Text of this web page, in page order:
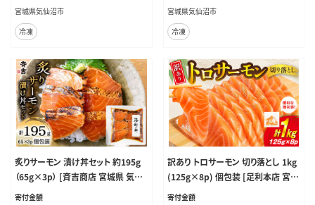
ィックサーモン 真空包装
宮城県気仙沼市
冷凍
切身 シャケ 切り身 サーモン切り身
訳アリ わけあり 簡易包装 家庭用 冷
凍
宮城県気仙沼市
冷凍
炙りサーモン 漬け丼セット 約195g
（65g×3p） [斉吉商店 宮城県 気仙
沼市 20563989] 海鮮 魚介 サーモ
寄付金額
訳あり トロサーモン 切り落とし 1kg
(125g×8p) 個包装 [足利本店 宮城
県 気仙沼市 20565737] 魚介類 魚
寄付金額